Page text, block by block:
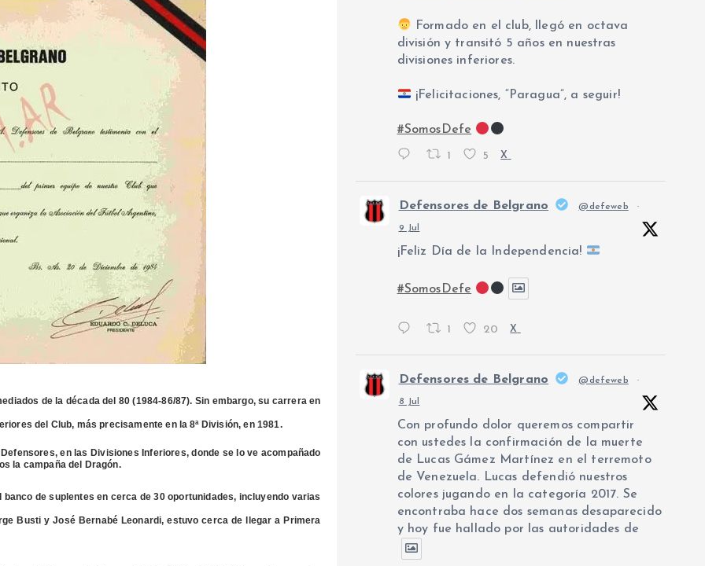
de la década del 80 (1984-86/87). Sin embargo, su carrera en
del Club, más precisamente en la 8ª División, en 1981.
en las Divisiones Inferiores, donde se lo ve acompañado
la campaña del Dragón.
de suplentes en cerca de 30 oportunidades, incluyendo varias
Busti y José Bernabé Leonardi, estuvo cerca de llegar a Primera
Formado en el club, llegó en octava
división y transitó 5 años en nuestras
divisiones inferiores.
¡Felicitaciones, “Paragua”, a seguir!
#SomosDefe
1 5 X
Defensores de Belgrano @defeweb ·
9 Jul
¡Feliz Día de la Independencia!
#SomosDefe
1 20 X
Defensores de Belgrano @defeweb ·
8 Jul
Con profundo dolor queremos compartir
con ustedes la confirmación de la muerte
de Lucas Gámez Martínez en el terremoto
de Venezuela. Lucas defendió nuestros
colores jugando en la categoría 2017. Se
encontraba hace dos semanas desaparecido
y hoy fue hallado por las autoridades de